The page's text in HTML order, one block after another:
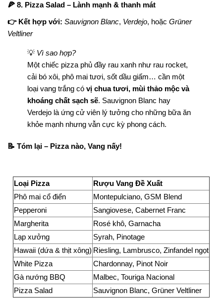
🍕 8. Pizza Salad – Lành mạnh & thanh mát
👉 Kết hợp với: Sauvignon Blanc, Verdejo, hoặc Grüner
Veltliner
💡 Vì sao hợp?
Một chiếc pizza phủ đầy rau xanh như rau rocket,
cải bó xôi, phô mai tươi, sốt dầu giấm… cần một
loại vang trắng có vị chua tươi, mùi thảo mộc và
khoáng chất sạch sẽ. Sauvignon Blanc hay
Verdejo là ứng cử viên lý tưởng cho những bữa ăn
khỏe mạnh nhưng vẫn cực kỳ phong cách.
📝 Tóm lại – Pizza nào, Vang nấy!
Loại Pizza
Rượu Vang Đề Xuất
Phô mai cổ điển
Montepulciano, GSM Blend
Pepperoni
Sangiovese, Cabernet Franc
Margherita
Rosé khô, Garnacha
Lạp xưởng
Syrah, Pinotage
Hawaii (dứa & thịt xông) Riesling, Lambrusco, Zinfandel ngọt
White Pizza
Chardonnay, Pinot Noir
Gà nướng BBQ
Malbec, Touriga Nacional
Pizza Salad
Sauvignon Blanc, Grüner Veltliner